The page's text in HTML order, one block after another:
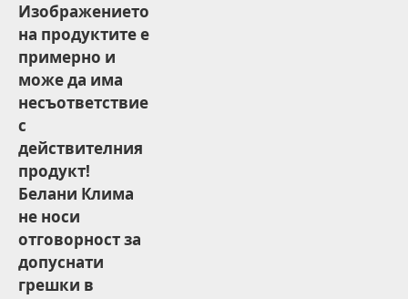
Изображението
на продуктите е
примерно и
може да има
несъответствие
с
действителния
продукт!
Белани Клима
не носи
отговорност за
допуснати
грешки в